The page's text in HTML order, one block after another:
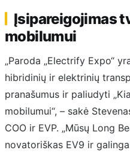
Įsipareigojimas
mobilumui
„Paroda „Electrify Expo“
hibridinių ir elektrinių
pranašumus ir paliudyti
mobilumui“, – sakė
COO ir EVP. „Mūsų Long
novatoriškas EV9 ir